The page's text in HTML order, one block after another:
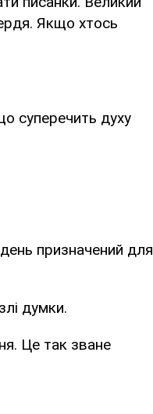
Якщо хтось
суперечить духу
призначений для
думки.
Це так зване